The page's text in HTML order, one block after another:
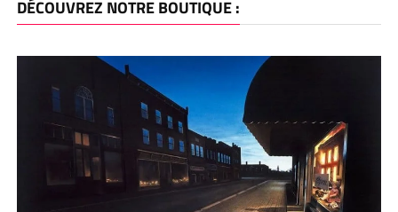
DÉCOUVREZ NOTRE BOUTIQUE :